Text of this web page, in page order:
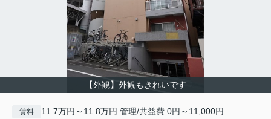
【外観】外観もきれいです
賃料 11.7万円～11.8万円 管理/共益費 0円～11,000円